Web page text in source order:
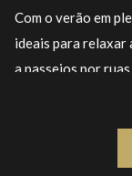
Com o verão em
ideais para
a passeios por
A agenda cultural
ar livre até feiras
natureza